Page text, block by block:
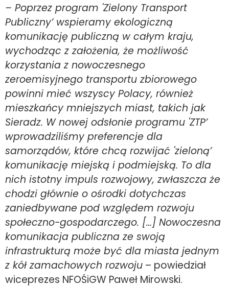
– Poprzez program 'Zielony Transport
Publiczny’ wspieramy ekologiczną
komunikację publiczną w całym kraju,
wychodząc z założenia, że możliwość
korzystania z nowoczesnego
zeroemisyjnego transportu zbiorowego
powinni mieć wszyscy Polacy, również
mieszkańcy mniejszych miast, takich jak
Sieradz. W nowej odsłonie programu 'ZTP’
wprowadziliśmy preferencje dla
samorządów, które chcą rozwijać 'zieloną’
komunikację miejską i podmiejską. To dla
nich istotny impuls rozwojowy, zwłaszcza że
chodzi głównie o ośrodki dotychczas
zaniedbywane pod względem rozwoju
społeczno-gospodarczego. […] Nowoczesna
komunikacja publiczna ze swoją
infrastrukturą może być dla miasta jednym
z kół zamachowych rozwoju – powiedział
wiceprezes NFOŚiGW Paweł Mirowski.